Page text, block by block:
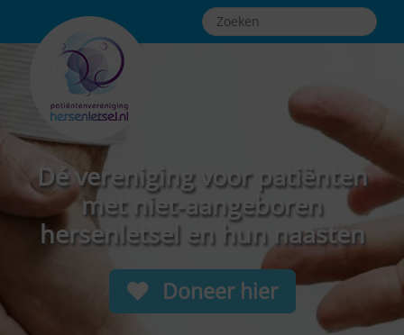
Dé vereniging voor patiënten
met niet-aangeboren
hersenletsel en hun naasten
Doneer hier